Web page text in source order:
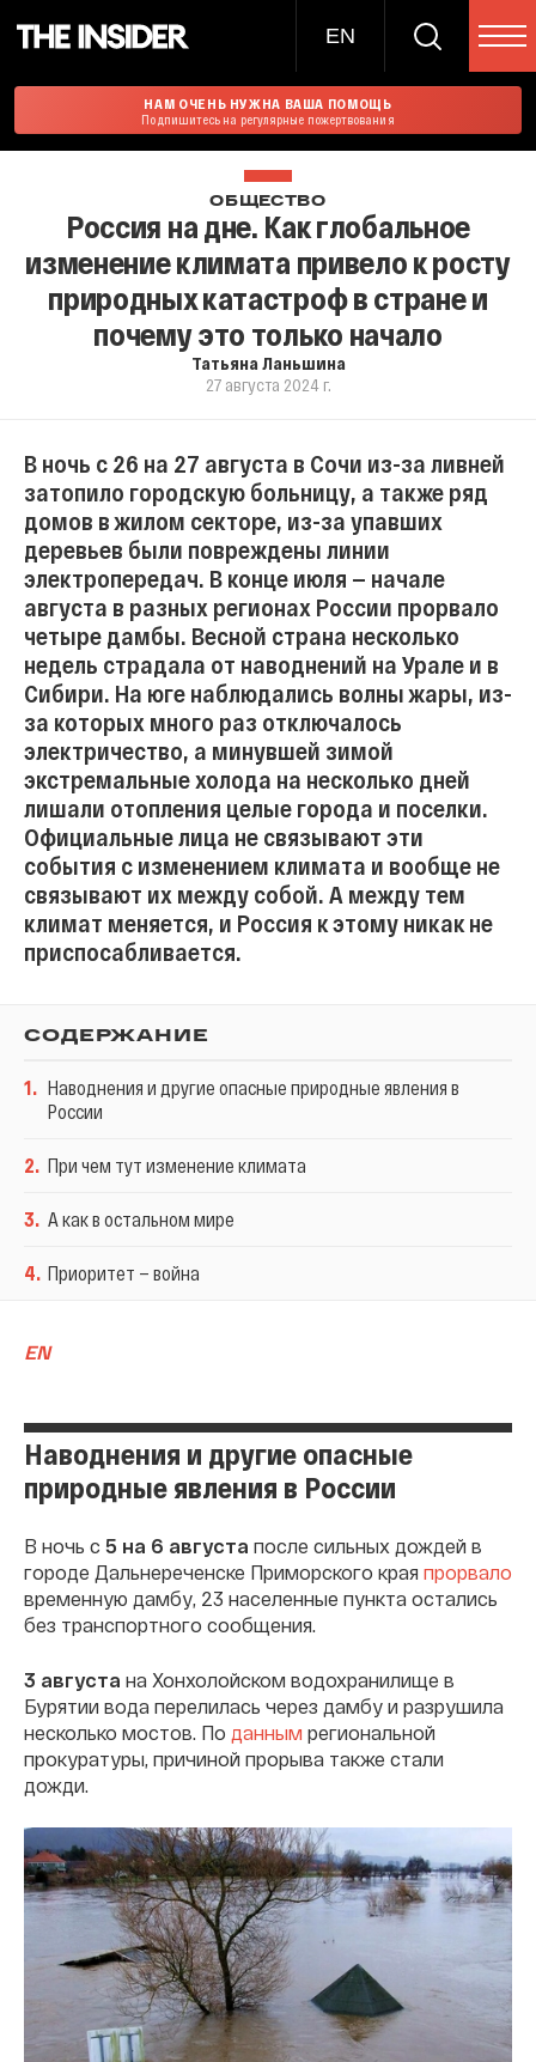
EN
НАМ ОЧЕНЬ НУЖНА ВАША ПОМОЩЬ
Подпишитесь на регулярные пожертвования
ОБЩЕСТВО
Россия на дне. Как глобальное
изменение климата привело к росту
природных катастроф в стране и
почему это только начало
Татьяна Ланьшина
27 августа 2024 г.
В ночь с 26 на 27 августа в Сочи из-за ливней
затопило городскую больницу, а также ряд
домов в жилом секторе, из-за упавших
деревьев были повреждены линии
электропередач. В конце июля — начале
августа в разных регионах России прорвало
четыре дамбы. Весной страна несколько
недель страдала от наводнений на Урале и в
Сибири. На юге наблюдались волны жары, из-
за которых много раз отключалось
электричество, а минувшей зимой
экстремальные холода на несколько дней
лишали отопления целые города и поселки.
Официальные лица не связывают эти
события с изменением климата и вообще не
связывают их между собой. А между тем
климат меняется, и Россия к этому никак не
приспосабливается.
СОДЕРЖАНИЕ
1. Наводнения и другие опасные природные явления в
России
2. При чем тут изменение климата
3. А как в остальном мире
4. Приоритет — война
EN
Наводнения и другие опасные
природные явления в России
В ночь с 5 на 6 августа после сильных дождей в
городе Дальнереченске Приморского края прорвало
временную дамбу, 23 населенные пункта остались
без транспортного сообщения.
3 августа на Хонхолойском водохранилище в
Бурятии вода перелилась через дамбу и разрушила
несколько мостов. По данным региональной
прокуратуры, причиной прорыва также стали
дожди.